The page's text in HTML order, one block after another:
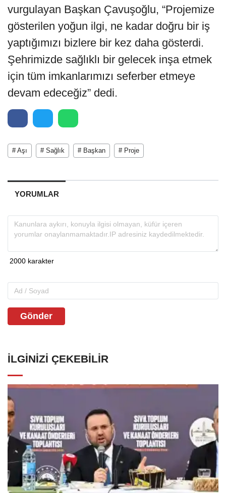
vurgulayan Başkan Çavuşoğlu, “Projemize
gösterilen yoğun ilgi, ne kadar doğru bir iş
yaptığımızı bizlere bir kez daha gösterdi.
Şehrimizde sağlıklı bir gelecek inşa etmek
için tüm imkanlarımızı seferber etmeye
devam edeceğiz” dedi.
# Aşı # Sağlık # Başkan # Proje
YORUMLAR
Gönder
İLGINIZI ÇEKEBILIR